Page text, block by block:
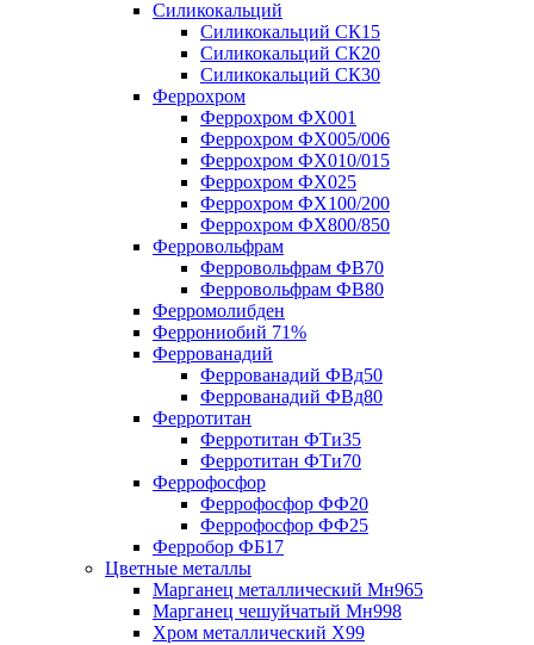
Силикокальций
Силикокальций СК15
Силикокальций СК20
Силикокальций СК30
Феррохром
Феррохром ФХ001
Феррохром ФХ005/006
Феррохром ФХ010/015
Феррохром ФХ025
Феррохром ФХ100/200
Феррохром ФХ800/850
Ферровольфрам
Ферровольфрам ФВ70
Ферровольфрам ФВ80
Ферромолибден
Феррониобий 71%
Феррованадий
Феррованадий ФВд50
Феррованадий ФВд80
Ферротитан
Ферротитан ФТи35
Ферротитан ФТи70
Феррофосфор
Феррофосфор ФФ20
Феррофосфор ФФ25
Ферробор ФБ17
Цветные металлы
Марганец металлический Мн965
Марганец чешуйчатый Мн998
Хром металлический Х99